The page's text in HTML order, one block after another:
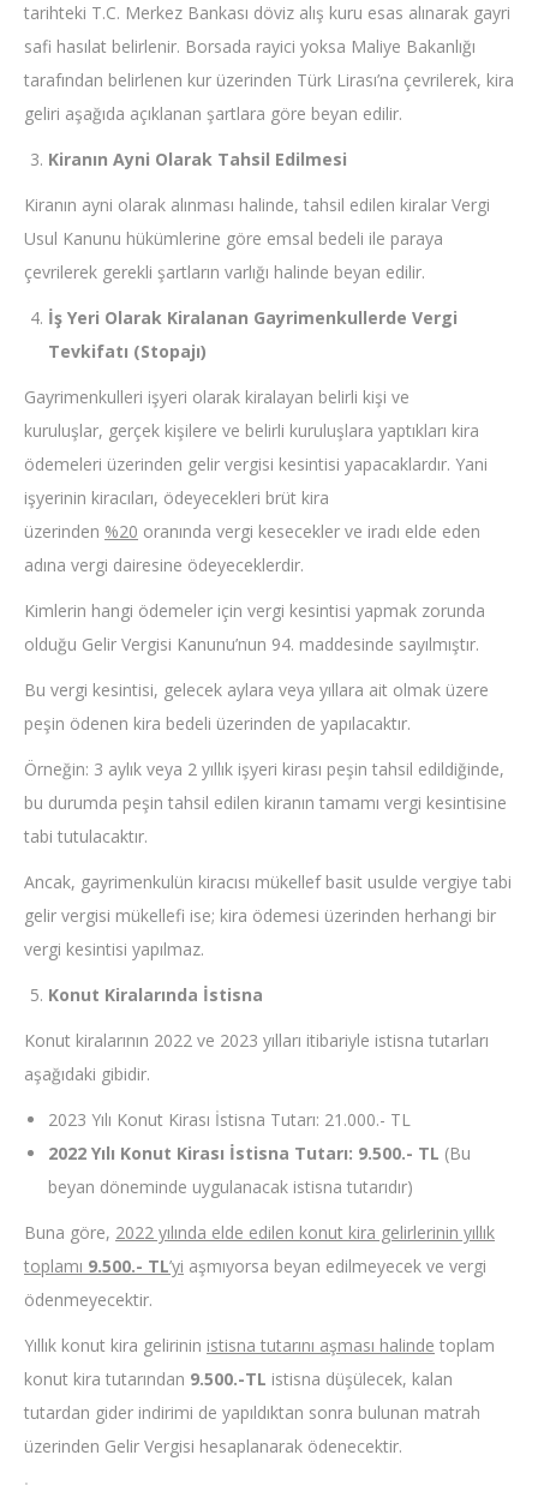
tarihteki T.C. Merkez Bankası döviz alış kuru esas alınarak gayri
safi hasılat belirlenir. Borsada rayici yoksa Maliye Bakanlığı
tarafından belirlenen kur üzerinden Türk Lirası’na çevrilerek, kira
geliri aşağıda açıklanan şartlara göre beyan edilir.
Kiranın Ayni Olarak Tahsil Edilmesi
Kiranın ayni olarak alınması halinde, tahsil edilen kiralar Vergi
Usul Kanunu hükümlerine göre emsal bedeli ile paraya
çevrilerek gerekli şartların varlığı halinde beyan edilir.
İş Yeri Olarak Kiralanan Gayrimenkullerde Vergi
Tevkifatı (Stopajı)
Gayrimenkulleri işyeri olarak kiralayan belirli kişi ve
kuruluşlar, gerçek kişilere ve belirli kuruluşlara yaptıkları kira
ödemeleri üzerinden gelir vergisi kesintisi yapacaklardır. Yani
işyerinin kiracıları, ödeyecekleri brüt kira
üzerinden %20 oranında vergi kesecekler ve iradı elde eden
adına vergi dairesine ödeyeceklerdir.
Kimlerin hangi ödemeler için vergi kesintisi yapmak zorunda
olduğu Gelir Vergisi Kanunu’nun 94. maddesinde sayılmıştır.
Bu vergi kesintisi, gelecek aylara veya yıllara ait olmak üzere
peşin ödenen kira bedeli üzerinden de yapılacaktır.
Örneğin: 3 aylık veya 2 yıllık işyeri kirası peşin tahsil edildiğinde,
bu durumda peşin tahsil edilen kiranın tamamı vergi kesintisine
tabi tutulacaktır.
Ancak, gayrimenkulün kiracısı mükellef basit usulde vergiye tabi
gelir vergisi mükellefi ise; kira ödemesi üzerinden herhangi bir
vergi kesintisi yapılmaz.
Konut Kiralarında İstisna
Konut kiralarının 2022 ve 2023 yılları itibariyle istisna tutarları
aşağıdaki gibidir.
2023 Yılı Konut Kirası İstisna Tutarı: 21.000.- TL
2022 Yılı Konut Kirası İstisna Tutarı: 9.500.- TL (Bu
beyan döneminde uygulanacak istisna tutarıdır)
Buna göre, 2022 yılında elde edilen konut kira gelirlerinin yıllık
toplamı 9.500.- TL’yi aşmıyorsa beyan edilmeyecek ve vergi
ödenmeyecektir.
Yıllık konut kira gelirinin istisna tutarını aşması halinde toplam
konut kira tutarından 9.500.-TL istisna düşülecek, kalan
tutardan gider indirimi de yapıldıktan sonra bulunan matrah
üzerinden Gelir Vergisi hesaplanarak ödenecektir.